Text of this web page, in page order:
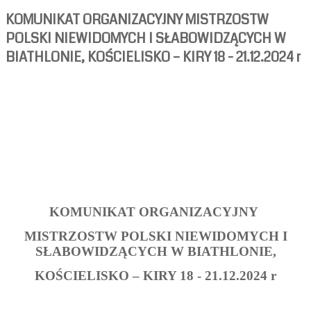
KOMUNIKAT ORGANIZACYJNY MISTRZOSTW
POLSKI NIEWIDOMYCH I SŁABOWIDZĄCYCH W
BIATHLONIE, KOŚCIELISKO – KIRY 18 - 21.12.2024 r
KOMUNIKAT ORGANIZACYJNY
MISTRZOSTW POLSKI NIEWIDOMYCH I
SŁABOWIDZĄCYCH W BIATHLONIE,
KOŚCIELISKO – KIRY 18 - 21.12.2024 r